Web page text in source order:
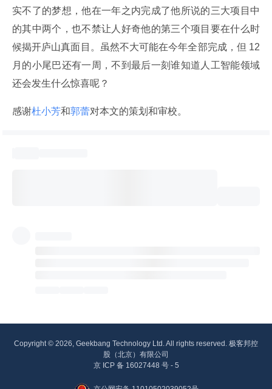
实不了的梦想，他在一年之内完成了他所说的三大项目中
的其中两个，也不禁让人好奇他的第三个项目要在什么时
候揭开庐山真面目。虽然不大可能在今年全部完成，但 12
月的小尾巴还有一周，不到最后一刻谁知道人工智能领域
还会发生什么惊喜呢？
感谢杜小芳和郭蕾对本文的策划和审校。
Copyright © 2026, Geekbang Technology Ltd. All rights reserved. 极客邦控
股（北京）有限公司
京 ICP 备 16027448 号 - 5